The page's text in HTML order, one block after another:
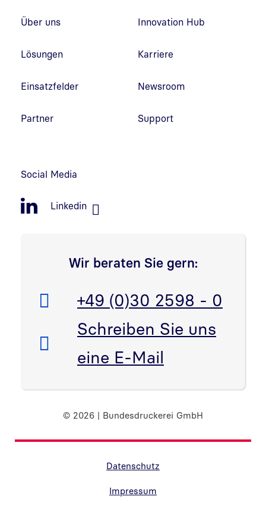
Über uns
Lösungen
Einsatzfelder
Partner
Innovation Hub
Karriere
Newsroom
Support
Social Media
Linkedin
Wir beraten Sie gern:
Telefon:
+49 (0)30 2598 - 0
E-Mail:
Schreiben Sie uns
eine E-Mail
© 2026 | Bundesdruckerei GmbH
Datenschutz
Impressum